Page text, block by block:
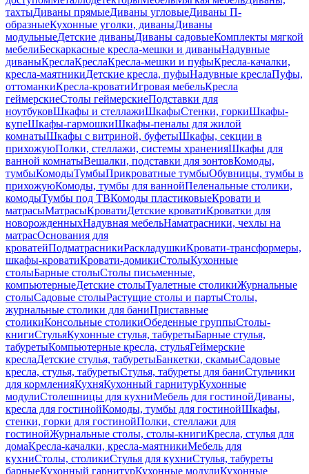
тахтыДиваны прямыеДиваны угловыеДиваны П-
образныеКухонные уголки, диваныДиваны
модульныеДетские диваныДиваны садовыеКомплекты мягкой
мебелиБескаркасные кресла-мешки и диваныНадувные
диваныКреслаКреслаКресла-мешки и пуфыКресла-качалки,
кресла-маятникиДетские кресла, пуфыНадувные креслаПуфы,
оттоманкиКресла-кроватиИгровая мебельКресла
геймерскиеСтолы геймерскиеПодставки для
ноутбуковШкафы и стеллажиШкафыСтенки, горкиШкафы-
купеШкафы-гармошкиШкафы-пеналы для жилой
комнатыШкафы с витриной, буфетыШкафы, секции в
прихожуюПолки, стеллажи, системы храненияШкафы для
ванной комнатыВешалки, подставки для зонтовКомоды,
тумбыКомодыТумбыПрикроватные тумбыОбувницы, тумбы в
прихожуюКомоды, тумбы для ваннойПеленальные столики,
комодыТумбы под ТВКомоды пластиковыеКровати и
матрасыМатрасыКроватиДетские кроватиКроватки для
новорожденныхНадувная мебельНаматрасники, чехлы на
матрасОснования для
кроватейПодматрасникиРаскладушкиКровати-трансформеры,
шкафы-кроватиКровати-домикиСтолыКухонные
столыБарные столыСтолы письменные,
компьютерныеДетские столыТуалетные столикиЖурнальные
столыСадовые столыРастущие столы и партыСтолы,
журнальные столики для баниПриставные
столикиКонсольные столикиОбеденные группыСтолы-
книгиСтульяКухонные стулья, табуретыБарные стулья,
табуретыКомпьютерные кресла, стульяГеймерские
креслаДетские стулья, табуретыБанкетки, скамьиСадовые
кресла, стулья, табуретыСтулья, табуреты для баниСтульчики
для кормленияКухняКухонный гарнитурКухонные
модулиСтолешницы для кухниМебель для гостинойДиваны,
кресла для гостинойКомоды, тумбы для гостинойШкафы,
стенки, горки для гостинойПолки, стеллажи для
гостинойЖурнальные столы, столы-книгиКресла, стулья для
домаКресла-качалки, кресла-маятникиМебель для
кухниСтолы, столикиСтулья для кухниСтулья, табуреты
барныеКухонный гарнитурКухонные модулиКухонные